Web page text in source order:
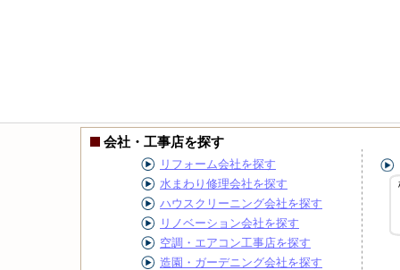
会社・工事店を探す
リフォーム会社を探す
水まわり修理会社を探す
ハウスクリーニング会社を探す
リノベーション会社を探す
空調・エアコン工事店を探す
造園・ガーデニング会社を探す